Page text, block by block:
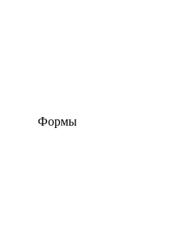
Формы